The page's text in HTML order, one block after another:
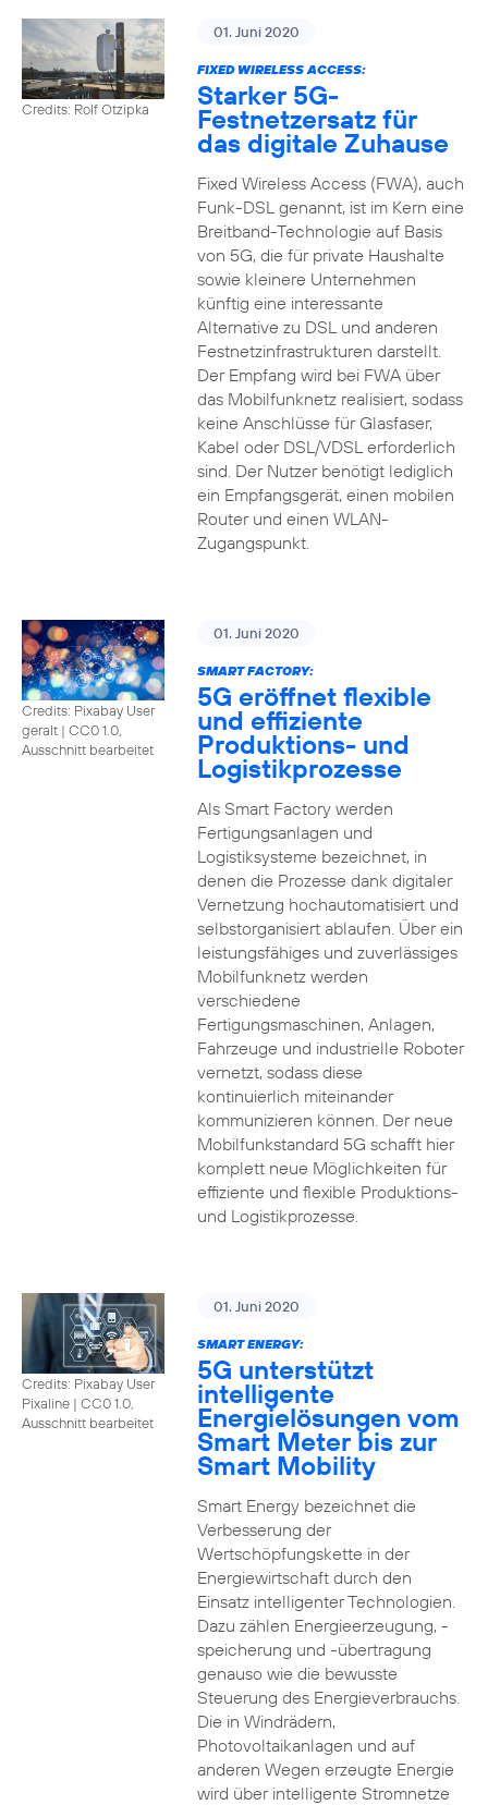
Credits: Rolf Otzipka
01. Juni 2020
FIXED WIRELESS ACCESS:
Starker 5G-
Festnetzersatz für
das digitale Zuhause
Fixed Wireless Access (FWA), auch
Funk-DSL genannt, ist im Kern eine
Breitband-Technologie auf Basis
von 5G, die für private Haushalte
sowie kleinere Unternehmen
künftig eine interessante
Alternative zu DSL und anderen
Festnetzinfrastrukturen darstellt.
Der Empfang wird bei FWA über
das Mobilfunknetz realisiert, sodass
keine Anschlüsse für Glasfaser,
Kabel oder DSL/VDSL erforderlich
sind. Der Nutzer benötigt lediglich
ein Empfangsgerät, einen mobilen
Router und einen WLAN-
Zugangspunkt.
Credits: Pixabay User
geralt | CC0 1.0,
Ausschnitt bearbeitet
01. Juni 2020
SMART FACTORY:
5G eröffnet flexible
und effiziente
Produktions- und
Logistikprozesse
Als Smart Factory werden
Fertigungsanlagen und
Logistiksysteme bezeichnet, in
denen die Prozesse dank digitaler
Vernetzung hochautomatisiert und
selbstorganisiert ablaufen. Über ein
leistungsfähiges und zuverlässiges
Mobilfunknetz werden
verschiedene
Fertigungsmaschinen, Anlagen,
Fahrzeuge und industrielle Roboter
vernetzt, sodass diese
kontinuierlich miteinander
kommunizieren können. Der neue
Mobilfunkstandard 5G schafft hier
komplett neue Möglichkeiten für
effiziente und flexible Produktions-
und Logistikprozesse.
Credits: Pixabay User
Pixaline | CC0 1.0,
Ausschnitt bearbeitet
01. Juni 2020
SMART ENERGY:
5G unterstützt
intelligente
Energielösungen vom
Smart Meter bis zur
Smart Mobility
Smart Energy bezeichnet die
Verbesserung der
Wertschöpfungskette in der
Energiewirtschaft durch den
Einsatz intelligenter Technologien.
Dazu zählen Energieerzeugung, -
speicherung und -übertragung
genauso wie die bewusste
Steuerung des Energieverbrauchs.
Die in Windrädern,
Photovoltaikanlagen und auf
anderen Wegen erzeugte Energie
wird über intelligente Stromnetze